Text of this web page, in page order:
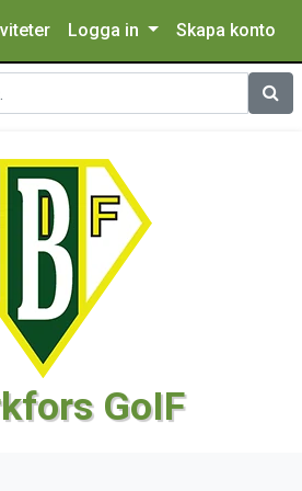
Logga in Skapa konto
Sök
GoIF